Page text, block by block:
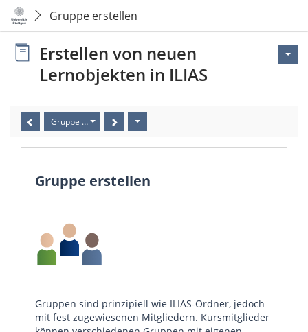
Gruppe erstellen
Erstellen von neuen
Lernobjekten in ILIAS
Gruppe erstellen
Gruppe erstellen
Gruppen sind prinzipiell wie ILIAS-Ordner, jedoch
mit fest zugewiesenen Mitgliedern. Kursmitglieder